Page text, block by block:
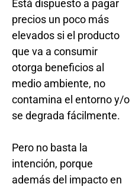
Está dispuesto a pagar
precios un poco más
elevados si el producto
que va a consumir
otorga beneficios al
medio ambiente, no
contamina el entorno y/o
se degrada fácilmente.
Pero no basta la
intención, porque
además del impacto en